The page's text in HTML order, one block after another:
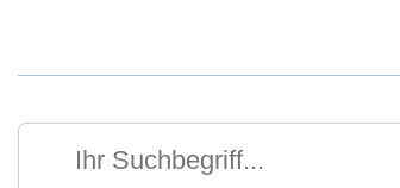
Ihr Suchbegriff
Suchen